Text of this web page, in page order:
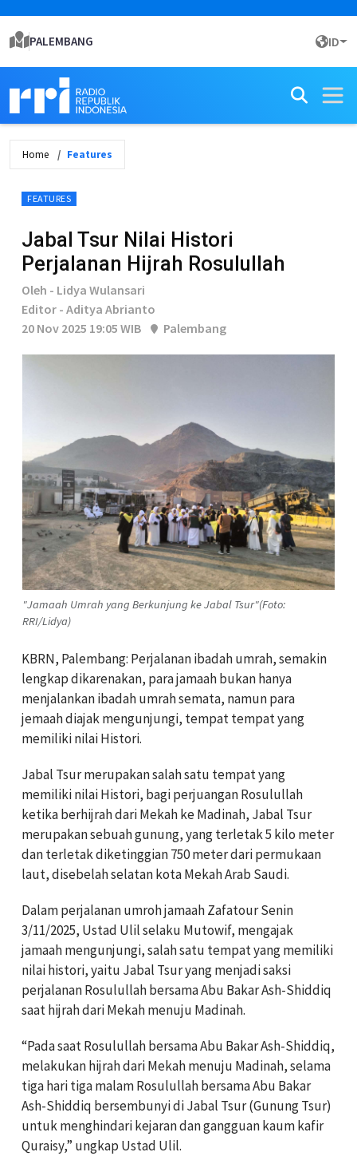
PALEMBANG ID
Home Features
FEATURES
Jabal Tsur Nilai Histori
Perjalanan Hijrah Rosulullah
Oleh - Lidya Wulansari
Editor - Aditya Abrianto
20 Nov 2025 19:05 WIB
Palembang
"Jamaah Umrah yang Berkunjung ke Jabal Tsur"(Foto:
RRI/Lidya)
KBRN, Palembang: Perjalanan ibadah umrah, semakin
lengkap dikarenakan, para jamaah bukan hanya
menjalankan ibadah umrah semata, namun para
jemaah diajak mengunjungi, tempat tempat yang
memiliki nilai Histori.
Jabal Tsur merupakan salah satu tempat yang
memiliki nilai Histori, bagi perjuangan Rosulullah
ketika berhijrah dari Mekah ke Madinah, Jabal Tsur
merupakan sebuah gunung, yang terletak 5 kilo meter
dan terletak diketinggian 750 meter dari permukaan
laut, disebelah selatan kota Mekah Arab Saudi.
Dalam perjalanan umroh jamaah Zafatour Senin
3/11/2025, Ustad Ulil selaku Mutowif, mengajak
jamaah mengunjungi, salah satu tempat yang memiliki
nilai histori, yaitu Jabal Tsur yang menjadi saksi
perjalanan Rosulullah bersama Abu Bakar Ash-Shiddiq
saat hijrah dari Mekah menuju Madinah.
“Pada saat Rosulullah bersama Abu Bakar Ash-Shiddiq,
melakukan hijrah dari Mekah menuju Madinah, selama
tiga hari tiga malam Rosulullah bersama Abu Bakar
Ash-Shiddiq bersembunyi di Jabal Tsur (Gunung Tsur)
untuk menghindari kejaran dan gangguan kaum kafir
Quraisy,” ungkap Ustad Ulil.